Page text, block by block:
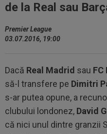
de la Real sau
Premier League
03.07.2016, 19:00
Dacă Real Madrid sau FC
să-l transfere pe Dimitri
s-ar putea opune, a
clubului londonez, David
că nici unul dintre granzii